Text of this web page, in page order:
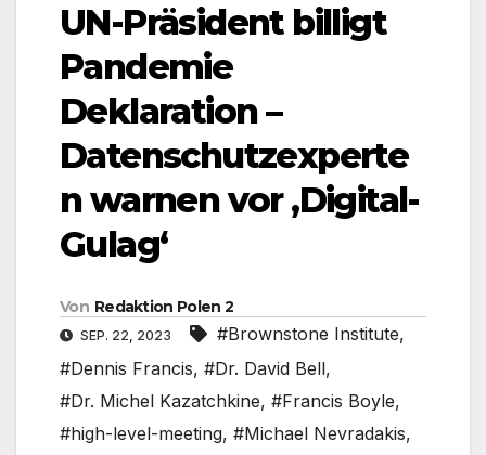
UN-Präsident billigt
Pandemie
Deklaration –
Datenschutzexperte
n warnen vor ‚Digital-
Gulag‘
Von Redaktion Polen 2
SEP. 22, 2023 #Brownstone Institute,
#Dennis Francis, #Dr. David Bell,
#Dr. Michel Kazatchkine, #Francis Boyle,
#high-level-meeting, #Michael Nevradakis,